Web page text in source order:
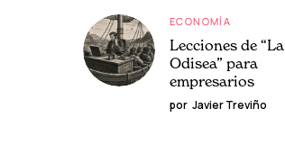
ECONOMÍA
Lecciones de “La
Odisea” para
empresarios
por Javier Treviño